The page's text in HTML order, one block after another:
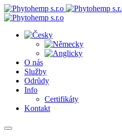
O nás
Služby
Odrůdy
Info
Certifikáty
Kontakt